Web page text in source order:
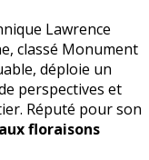
Lawrence
classé Monument
déploie un
perspectives et
Réputé pour son
floraisons